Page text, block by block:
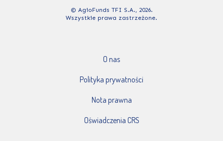
© AgioFunds TFI S.A., 2026.
Wszystkie prawa zastrzeżone.
O nas
Polityka prywatności
Nota prawna
Oświadczenia CRS